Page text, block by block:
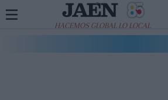
HACEMOS GLOBAL LO LOCAL